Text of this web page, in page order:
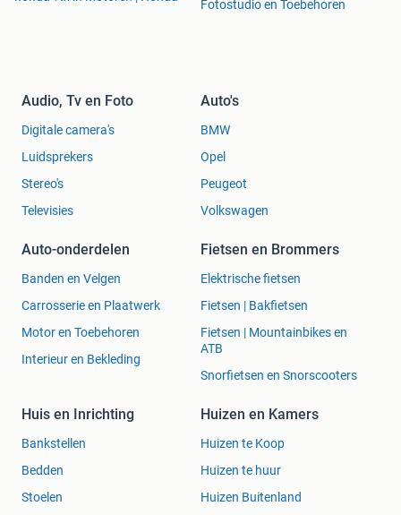
Fotostudio en Toebehoren
Audio, Tv en Foto
Digitale camera's
Luidsprekers
Stereo's
Televisies
Auto's
BMW
Opel
Peugeot
Volkswagen
Auto-onderdelen
Banden en Velgen
Carrosserie en Plaatwerk
Motor en Toebehoren
Interieur en Bekleding
Fietsen en Brommers
Elektrische fietsen
Fietsen | Bakfietsen
Fietsen | Mountainbikes en
ATB
Snorfietsen en Snorscooters
Huis en Inrichting
Bankstellen
Bedden
Stoelen
Huizen en Kamers
Huizen te Koop
Huizen te huur
Huizen Buitenland